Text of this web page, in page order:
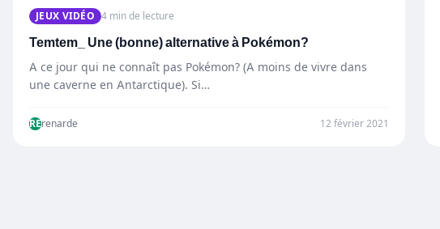
JEUX VIDÉO 4 min de lecture
Temtem_ Une (bonne) alternative à Pokémon?
A ce jour qui ne connaît pas Pokémon? (A moins de vivre dans
une caverne en Antarctique). Si…
RErenarde 12 février 2021